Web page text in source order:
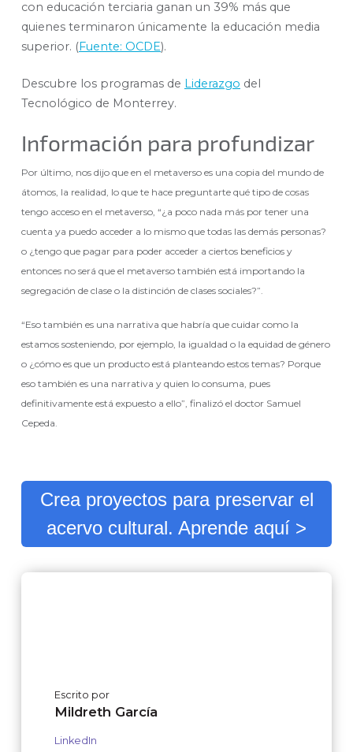
con educación terciaria ganan un 39% más que
quienes terminaron únicamente la educación media
superior. (Fuente: OCDE).
Descubre los programas de Liderazgo del
Tecnológico de Monterrey.
Información para profundizar
Por último, nos dijo que en el metaverso es una copia del mundo de
átomos, la realidad, lo que te hace preguntarte qué tipo de cosas
tengo acceso en el metaverso, “¿a poco nada más por tener una
cuenta ya puedo acceder a lo mismo que todas las demás personas?
o ¿tengo que pagar para poder acceder a ciertos beneficios y
entonces no será que el metaverso también está importando la
segregación de clase o la distinción de clases sociales?”.
“Eso también es una narrativa que habría que cuidar como la
estamos sosteniendo, por ejemplo, la igualdad o la equidad de género
o ¿cómo es que un producto está planteando estos temas? Porque
eso también es una narrativa y quien lo consuma, pues
definitivamente está expuesto a ello”, finalizó el doctor Samuel
Cepeda.
Crea proyectos para preservar el
acervo cultural. Aprende aquí >
Escrito por
Mildreth García
LinkedIn